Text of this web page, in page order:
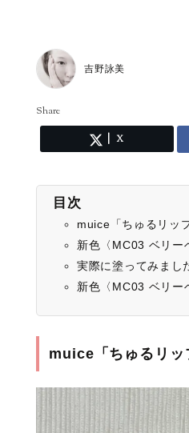
吉野詠美
Share
X
目次
muice「ちゅるリッ
新色〈MC03 ベリー
実際に塗ってみまし
新色〈MC03 ベリー
muice「ちゅるリッ